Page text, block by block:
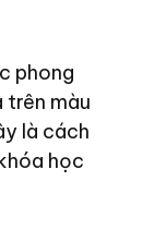
phong
trên màu
là cách
học